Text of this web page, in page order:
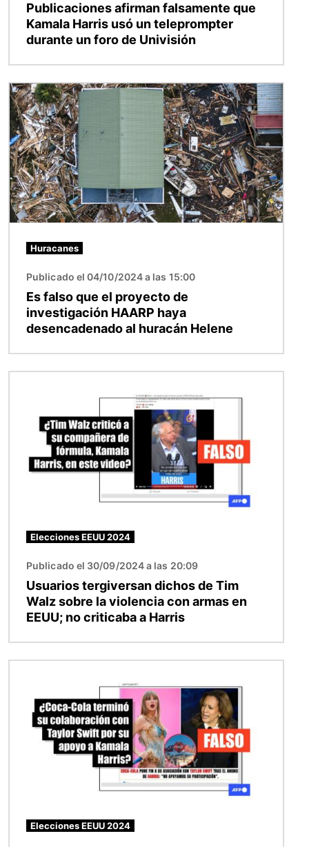
Publicaciones afirman falsamente que
Kamala Harris usó un teleprompter
durante un foro de Univisión
Imagen
Huracanes
Publicado el 04/10/2024 a las 15:00
Es falso que el proyecto de
investigación HAARP haya
desencadenado al huracán Helene
Elecciones EEUU 2024
Publicado el 30/09/2024 a las 20:09
Usuarios tergiversan dichos de Tim
Walz sobre la violencia con armas en
EEUU; no criticaba a Harris
Elecciones EEUU 2024